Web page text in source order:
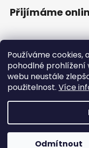
Používáme cookies,
pohodlné prohlížení
webu neustále
použitelnost. Více
Odmítnout
D
p
r
Přijímáme
Copyright 2026